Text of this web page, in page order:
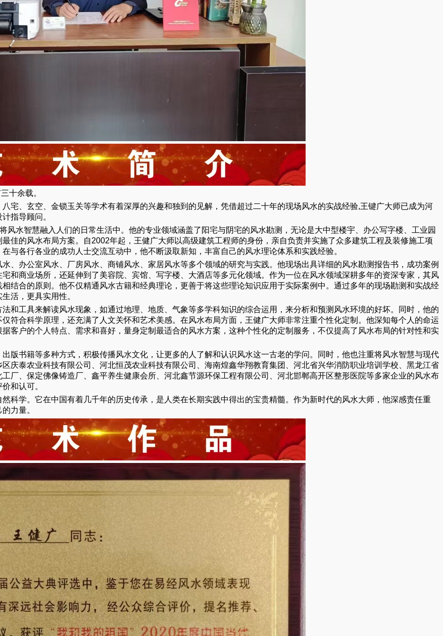
十余载。
宅、玄空、金锁玉关等学术有着深厚的兴趣和独到的见解，凭借超过二十年的现场风水的实战经验,王键广大师已成为河
指导顾问。
风水智慧融入人们的日常生活中。他的专业领域涵盖了阳宅与阴宅的风水勘测，无论是大中型楼宇、办公写字楼、工业园
佳的风水布局方案。自2002年起，王健广大师以高级建筑工程师的身份，亲自负责并实施了众多建筑工程及装修施工项
与各行各业的成功人士交流互动中，他不断汲取新知，丰富自己的风水理论体系和实践经验。
、办公室风水、厂房风水、商铺风水、家居风水等多个领域的研究与实践。他现场出具详细的风水勘测报告书，成功案例
和商业场所，还延伸到了美容院、宾馆、写字楼、大酒店等多元化领域。作为一位在风水领域深耕多年的资深专家，其风
结合的原则。他不仅精通风水古籍和经典理论，更善于将这些理论知识应用于实际案例中。通过多年的现场勘测和实战经
活，更具实用性。
和工具来解读风水现象，如通过地理、地质、气象等多学科知识的综合运用，来分析和预测风水环境的好坏。同时，他的
符合科学原理，还充满了人文关怀和艺术美感。在风水布局方面，王健广大师非常注重个性化定制。他深知每个人的命运
客户的个人特点、需求和喜好，量身定制最适合的风水方案，这种个性化的定制服务，不仅提高了风水布局的针对性和实
版书籍等多种方式，积极传播风水文化，让更多的人了解和认识风水这一古老的学问。同时，他也注重将风水智慧与现代
庆泰农业科技有限公司、河北恒茂农业科技有限公司、海南煌鑫华翔教育集团、河北省兴华消防职业培训学校、黑龙江省
厂、保定佛像铸造厂、鑫平养生健康会所、河北鑫节源环保工程有限公司、河北邯郸高开区整形医院等多家企业的风水布
和认可。
科学。它在中国有着几千年的历史传承，是人类在长期实践中得出的宝贵精髓。作为新时代的风水大师，他深感责任重
力量。